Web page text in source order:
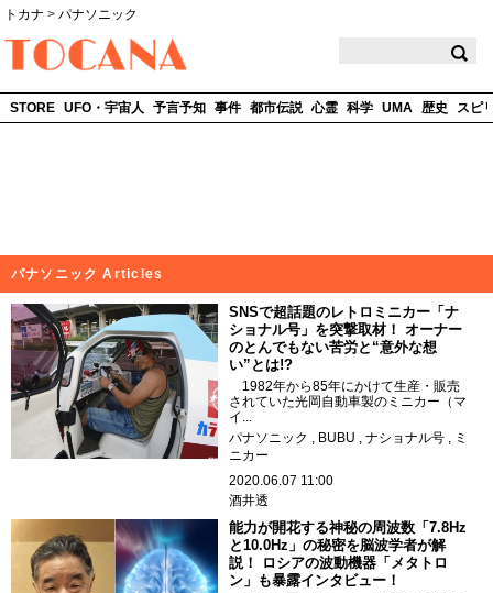
トカナ > パナソニック
STORE UFO・宇宙人 予言予知 事件 都市伝説 心霊 科学 UMA 歴史 スピ
パナソニック Articles
SNSで超話題のレトロミニカー「ナ
ショナル号」を突撃取材！ オーナー
のとんでもない苦労と“意外な想
い”とは!?
1982年から85年にかけて生産・販売
されていた光岡自動車製のミニカー（マ
イ...
パナソニック
BUBU ナショナル号
ミ
ニカー
2020.06.07 11:00
酒井透
能力が開花する神秘の周波数「7.8Hz
と10.0Hz」の秘密を脳波学者が解
説！ ロシアの波動機器「メタトロ
ン」も暴露インタビュー！